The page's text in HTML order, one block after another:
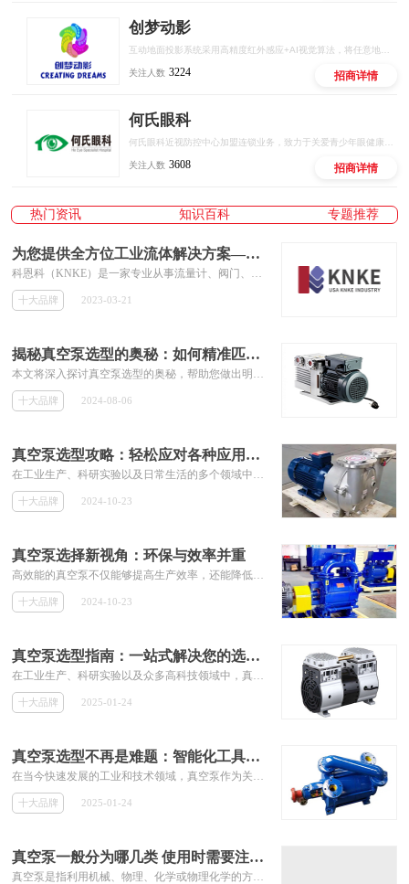
创梦动影
关注人数 3224 招商详情
何氏眼科
关注人数 3608 招商详情
热门资讯 知识百科 专题推荐
为您提供全方位工业流体解决方案—美国KNKE科恩科工业
十大品牌 2023-03-21
揭秘真空泵选型的奥秘：如何精准匹配您的工业需求
十大品牌 2024-08-06
真空泵选型攻略：轻松应对各种应用场景
十大品牌 2024-10-23
真空泵选择新视角：环保与效率并重
十大品牌 2024-10-23
真空泵选型指南：一站式解决您的选择难题
十大品牌 2025-01-24
真空泵选型不再是难题：智能化工具助您一臂之力
十大品牌 2025-01-24
真空泵一般分为哪几类 使用时需要注意什么